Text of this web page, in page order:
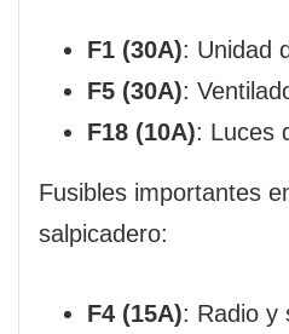
F1 (30A): Unidad
F5 (30A):
F18 (10A): Luces
Fusibles importantes
salpicadero:
F4 (15A): Radio y